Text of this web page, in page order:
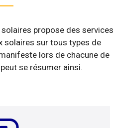
propose des services
solaires sur tous types de
lors de chacune de
se résumer ainsi.